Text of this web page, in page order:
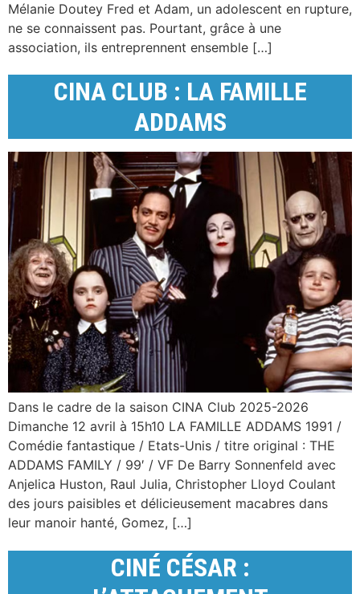
Mélanie Doutey Fred et Adam, un adolescent en rupture,
ne se connaissent pas. Pourtant, grâce à une
association, ils entreprennent ensemble […]
CINA CLUB : LA FAMILLE
ADDAMS
Dans le cadre de la saison CINA Club 2025-2026
Dimanche 12 avril à 15h10 LA FAMILLE ADDAMS 1991 /
Comédie fantastique / Etats-Unis / titre original : THE
ADDAMS FAMILY / 99′ / VF De Barry Sonnenfeld avec
Anjelica Huston, Raul Julia, Christopher Lloyd Coulant
des jours paisibles et délicieusement macabres dans
leur manoir hanté, Gomez, […]
CINÉ CÉSAR :